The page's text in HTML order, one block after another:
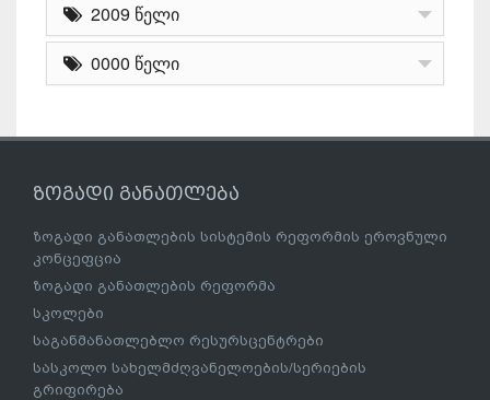
2009 წელი
0000 წელი
ზოგადი განათლება
ზოგადი განათლების სისტემის რეფორმის ეროვნული
კონცეფცია
ზოგადი განათლების რეფორმა
სკოლები
საგანმანათლებლო რესურსცენტრები
სასკოლო სახელმძღვანელოების/სერიების
გრიფირება